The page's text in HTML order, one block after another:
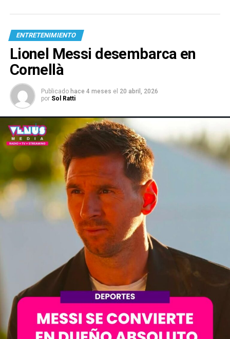
ENTRETENIMIENTO
Lionel Messi desembarca en
Cornellà
Publicado hace 4 meses el 20 abril, 2026
por Sol Ratti